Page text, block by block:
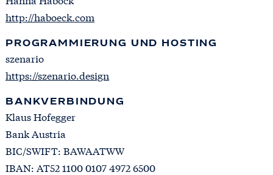
http://haboeck.com
PROGRAMMIERUNG UND HOSTING
szenario
https://szenario.design
BANKVERBINDUNG
Klaus Hofegger
Bank Austria
BIC/SWIFT: BAWAATWW
IBAN: AT52 1100 0107 4972 6500